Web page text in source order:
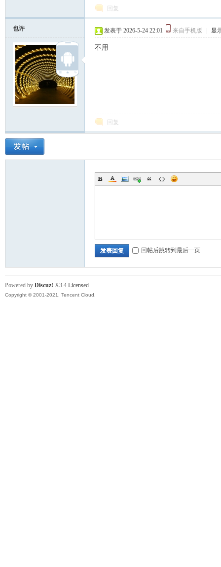
回复
也许 发表于 2026-5-24 22:01 来自手机版 显
不用
回复
发表回复 回帖后跳转到最后一页
Powered by Discuz! X3.4 Licensed
Copyright © 2001-2021, Tencent Cloud.